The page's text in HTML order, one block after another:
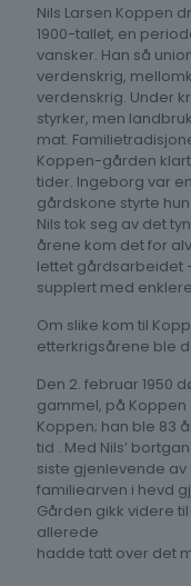
Nils Larsen Koppen
1900-tallet, en
vansker. Han så
verdenskrig,
verdenskrig. Under
styrker, men
mat.
Koppen-gården
tider. Ingeborg var
gårdskone styrte
Nils tok seg av det
årene kom det for
lettet gårdsarbeidet
supplert med
Om slike kom til
etterkrigsårene ble
Den 2. februar 1950
gammel, på Koppen
Koppen; han ble 83
tid . Med Nils’
siste gjenlevende
familiearven i hevd
Gården gikk videre
allerede
hadde tatt over det